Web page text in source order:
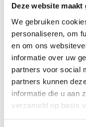
Deze website
We gebruiken
personaliseren, om
en om ons
informatie over uw
partners voor social
partners kunnen
informatie die u aan
verzameld op basis
4051309678168
4051309678175
4051309678205
4051309678199
4051309678182
4051309678212
4051309678229
Artikelnummer:
keepersbroeken ,
Keepersbroek,
Senior Lange
Gerelateerde